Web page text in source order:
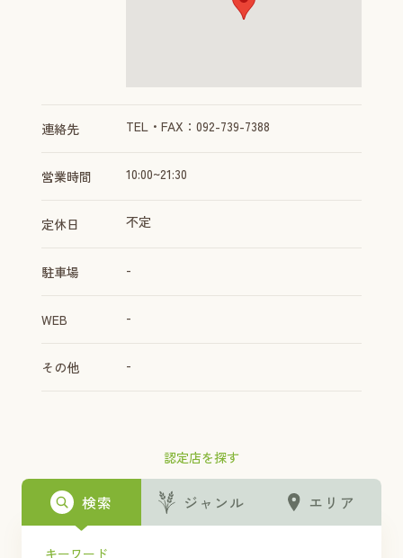
認定店を探す
検索 ジャンル エリア
キーワード
連絡先 TEL・FAX：092-739-7388
営業時間 10:00~21:30
定休日 不定
駐車場 -
WEB -
その他 -